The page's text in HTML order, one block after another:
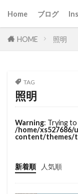
Home ブログ
HOME 照明
TAG
照明
Warning: Trying
/home/xs527686/
content/themes/
新着順 人気順